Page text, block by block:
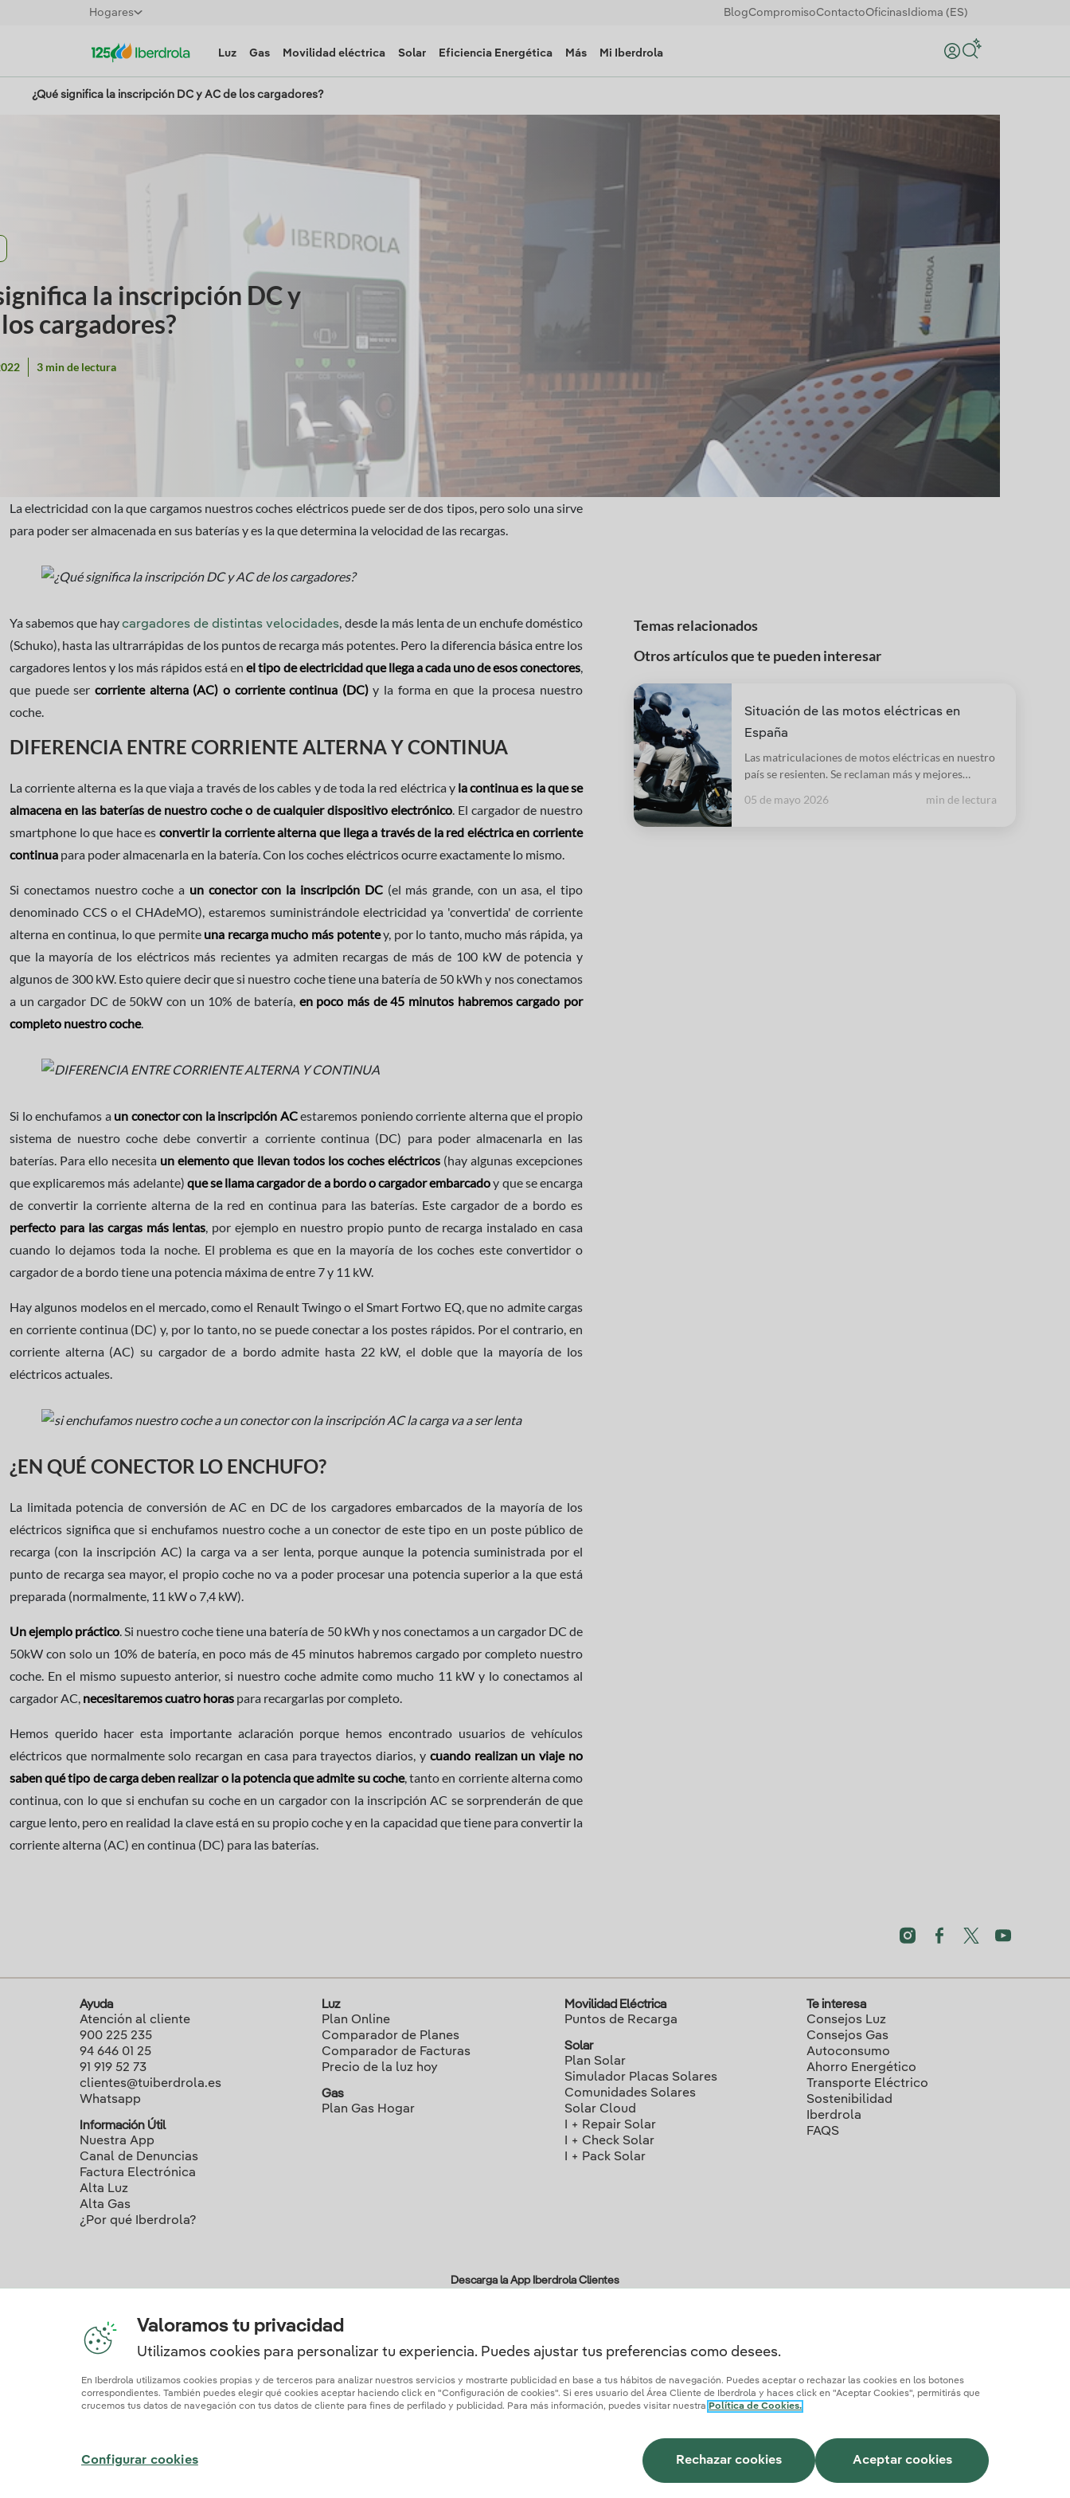
Hogares BlogCompromisoContactoOficinas Idioma (ES)
Luz Gas Movilidad eléctrica Solar Eficiencia Energética Más Mi Iberdrola Buscar
¿Qué significa la inscripción DC y AC de los cargadores?
la inscripción DC y
cargadores?
3 min de lectura
La electricidad con la que cargamos nuestros coches eléctricos puede ser de dos tipos, pero solo una sirve
para poder ser almacenada en sus baterías y es la que determina la velocidad de las recargas.
Ya sabemos que hay cargadores de distintas velocidades, desde la más lenta de un enchufe doméstico
(Schuko), hasta las ultrarrápidas de los puntos de recarga más potentes. Pero la diferencia básica entre los
cargadores lentos y los más rápidos está enel tipo de electricidad que llega a cada uno de esos conectores,
que puede ser corriente alterna (AC) o corriente continua (DC)y la forma en que la procesa nuestro
coche.
DIFERENCIA ENTRE CORRIENTE ALTERNA Y CONTINUA
La corriente alterna es la que viaja a través de los cables y de toda la red eléctrica y la continua es la que se
almacena en las baterías de nuestro coche o de cualquier dispositivo electrónico. El cargador de nuestro
smartphone lo que hace es convertir la corriente alterna que llega a través de la red eléctrica en corriente
continua para poder almacenarla en la batería. Con los coches eléctricos ocurre exactamente lo mismo.
Si conectamos nuestro coche a un conector con la inscripción DC(el más grande, con un asa, el tipo
denominado CCS o el CHAdeMO), estaremos suministrándole electricidad ya 'convertida' de corriente
alterna en continua, lo que permite una recarga mucho más potentey, por lo tanto, mucho más rápida, ya
que la mayoría de los eléctricos más recientes ya admiten recargas de más de 100 kW de potencia y
algunos de 300 kW. Esto quiere decir que si nuestro coche tiene una batería de 50 kWh y nos conectamos
a un cargador DC de 50kW con un 10% de batería, en poco más de 45 minutos habremos cargado por
completo nuestro coche.
Si lo enchufamos a un conector con la inscripción ACestaremos poniendo corriente alterna que el propio
sistema de nuestro coche debe convertir a corriente continua (DC) para poder almacenarla en las
baterías. Para ello necesita un elemento que llevan todos los coches eléctricos(hay algunas excepciones
que explicaremos más adelante) que se llama cargador de a bordo o cargador embarcadoy que se encarga
de convertir la corriente alterna de la red en continua para las baterías. Este cargador de a bordo es
perfecto para las cargas más lentas, por ejemplo en nuestro propio punto de recarga instalado en casa
cuando lo dejamos toda la noche. El problema es que en la mayoría de los coches este convertidor o
cargador de a bordo tiene una potencia máxima de entre 7 y 11 kW.
Hay algunos modelos en el mercado, como el Renault Twingo o el Smart Fortwo EQ, que no admite cargas
en corriente continua (DC) y, por lo tanto, no se puede conectar a los postes rápidos. Por el contrario, en
corriente alterna (AC) su cargador de a bordo admite hasta 22 kW, el doble que la mayoría de los
eléctricos actuales.
¿EN QUÉ CONECTOR LO ENCHUFO?
La limitada potencia de conversión de AC en DC de los cargadores embarcados de la mayoría de los
eléctricos significa que si enchufamos nuestro coche a un conector de este tipo en un poste público de
recarga (con la inscripción AC) la carga va a ser lenta, porque aunque la potencia suministrada por el
punto de recarga sea mayor, el propio coche no va a poder procesar una potencia superior a la que está
preparada (normalmente, 11 kW o 7,4 kW).
Un ejemplo práctico. Si nuestro coche tiene una batería de 50 kWh y nos conectamos a un cargador DC de
50kW con solo un 10% de batería, en poco más de 45 minutos habremos cargado por completo nuestro
coche. En el mismo supuesto anterior, si nuestro coche admite como mucho 11 kW y lo conectamos al
cargador AC, necesitaremos cuatro horas para recargarlas por completo.
Hemos querido hacer esta importante aclaración porque hemos encontrado usuarios de vehículos
eléctricos que normalmente solo recargan en casa para trayectos diarios, y cuando realizan un viaje no
saben qué tipo de carga deben realizar o la potencia que admite su coche, tanto en corriente alterna como
continua, con lo que si enchufan su coche en un cargador con la inscripción AC se sorprenderán de que
cargue lento, pero en realidad la clave está en su propio coche y en la capacidad que tiene para convertir la
corriente alterna (AC) en continua (DC) para las baterías.
Temas relacionados
Otros artículos que te pueden interesar
Situación de las motos eléctricas en
España
Las matriculaciones de motos eléctricas en nuestro
país se resienten. Se reclaman más y mejores
05 de mayo 2026 min de lectura
Ayuda
Atención al cliente
900 225 235
94 646 01 25
91 919 52 73
clientes@tuiberdrola.es
Whatsapp
Información Útil
Nuestra App
Canal de Denuncias
Factura Electrónica
Alta Luz
Alta Gas
¿Por qué Iberdrola?
Luz
Plan Online
Comparador de Planes
Comparador de Facturas
Precio de la luz hoy
Gas
Plan Gas Hogar
Movilidad Eléctrica
Puntos de Recarga
Solar
Plan Solar
Simulador Placas Solares
Comunidades Solares
Solar Cloud
I + Repair Solar
I + Check Solar
I + Pack Solar
Te interesa
Consejos Luz
Consejos Gas
Autoconsumo
Ahorro Energético
Transporte Eléctrico
Sostenibilidad
Iberdrola
FAQS
Descarga la App Iberdrola Clientes
Nuestros certificados de confianza
© 2026 Iberdrola Clientes S.A.U. Este sitio está protegido por reCAPTCHA.
Valoramos tu privacidad
Utilizamos cookies para personalizar tu experiencia. Puedes ajustar tus preferencias como desees.
En Iberdrola utilizamos cookies propias y de terceros para analizar nuestros servicios y mostrarte publicidad en base a tus hábitos de navegación. Puedes aceptar o rechazar las cookies en los botones
correspondientes. También puedes elegir qué cookies aceptar haciendo click en "Configuración de cookies". Si eres usuario del Área Cliente de Iberdrola y haces click en "Aceptar Cookies", permitirás que
crucemos tus datos de navegación con tus datos de cliente para fines de perfilado y publicidad. Para más información, puedes visitar nuestra Política de Cookies.
Configurar cookies Rechazar cookies Aceptar cookies